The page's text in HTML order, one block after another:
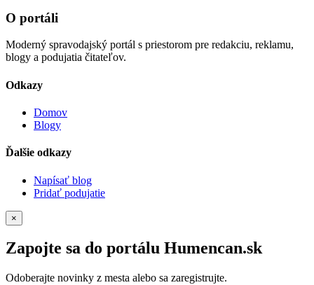
O portáli
Moderný spravodajský portál s priestorom pre redakciu, reklamu,
blogy a podujatia čitateľov.
Odkazy
Domov
Blogy
Ďalšie odkazy
Napísať blog
Pridať podujatie
×
Zapojte sa do portálu Humencan.sk
Odoberajte novinky z mesta alebo sa zaregistrujte.